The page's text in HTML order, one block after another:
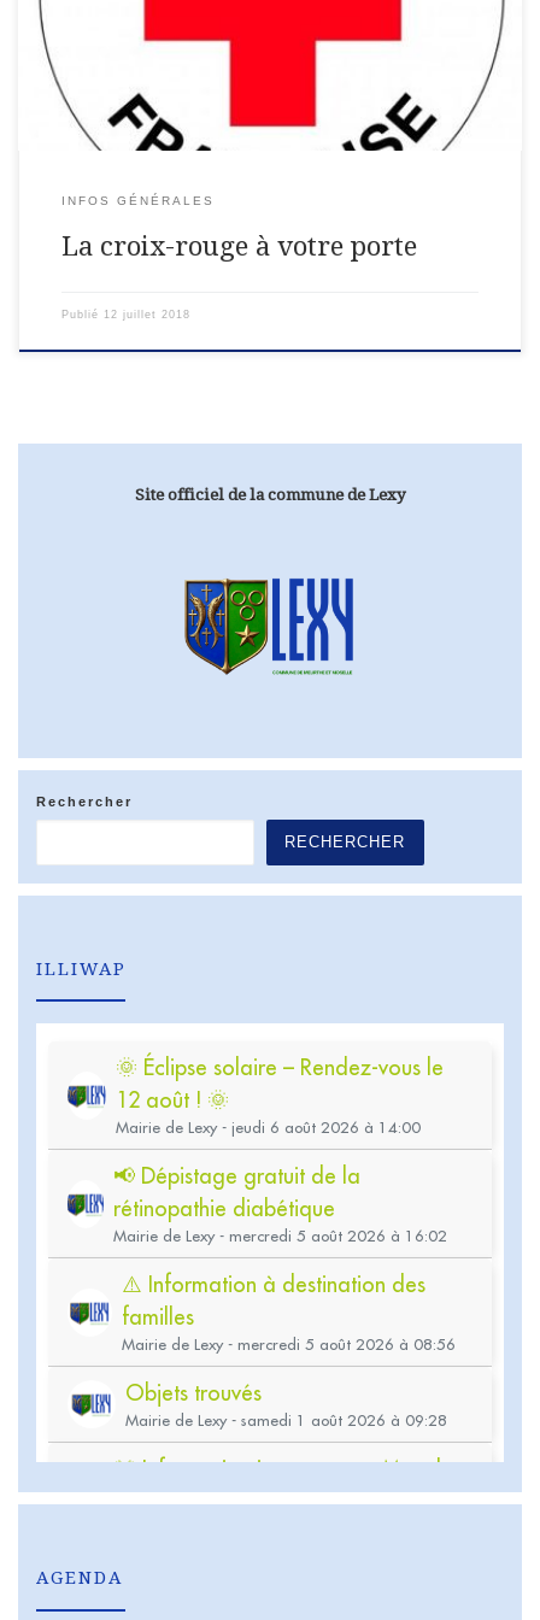
campagnes de sensibilisation auprès du grand public. Pendant
plusieurs jours, les équipes de l’association […]
INFOS GÉNÉRALES
La croix-rouge à votre porte
Publié 12 juillet 2018
Site officiel de la commune de Lexy
Rechercher
RECHERCHER
ILLIWAP
AGENDA